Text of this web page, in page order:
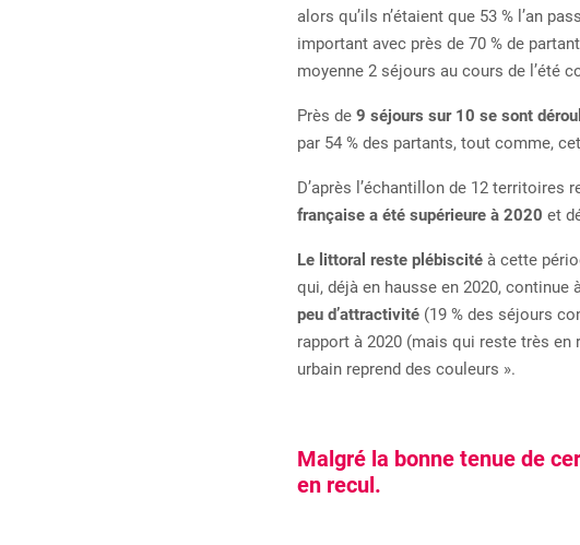
alors qu’ils n’étaient que 53 % l’an
important avec près de 70 % de
moyenne 2 séjours au cours de l’été
Près de 9 séjours sur 10 se sont
par 54 % des partants, tout comme,
D’après l’échantillon de 12
française a été supérieure à 2020 et
Le littoral reste plébiscité à cette
qui, déjà en hausse en 2020, continue
peu d’attractivité (19 % des séjours
rapport à 2020 (mais qui reste très en
urbain reprend des couleurs ».
Malgré la bonne tenue de
en recul.